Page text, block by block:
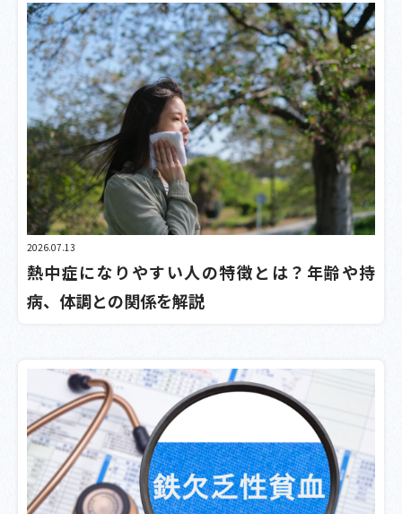
2026.07.13
熱中症になりやすい人の特徴とは？年齢や持
病、体調との関係を解説